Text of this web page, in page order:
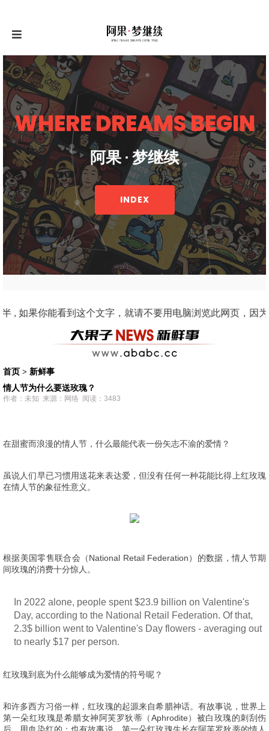
你能看到这个文字，就请不要用电脑浏览此网页，因为这是手
首页 > 新鲜事
情人节为什么要送玫瑰？
作者：未知 来源：网络 阅读：3483
在甜蜜而浪漫的情人节，什么最能代表一份矢志不渝的爱情？
虽说人们早已习惯用送花来表达爱，但没有任何一种花能比得上红玫瑰
在情人节的象征性意义。
根据美国零售联合会（National Retail Federation）的数据，情人节期
间玫瑰的消费十分惊人。
In 2022 alone, people spent $23.9 billion on Valentine's
Day, according to the National Retail Federation. Of that,
2.3$ billion went to Valentine's Day flowers - averaging out
to nearly $17 per person.
红玫瑰到底为什么能够成为爱情的符号呢？
和许多西方习俗一样，红玫瑰的起源来自希腊神话。有故事说，世界上
第一朵红玫瑰是希腊女神阿芙罗狄蒂（Aphrodite）被白玫瑰的刺刮伤